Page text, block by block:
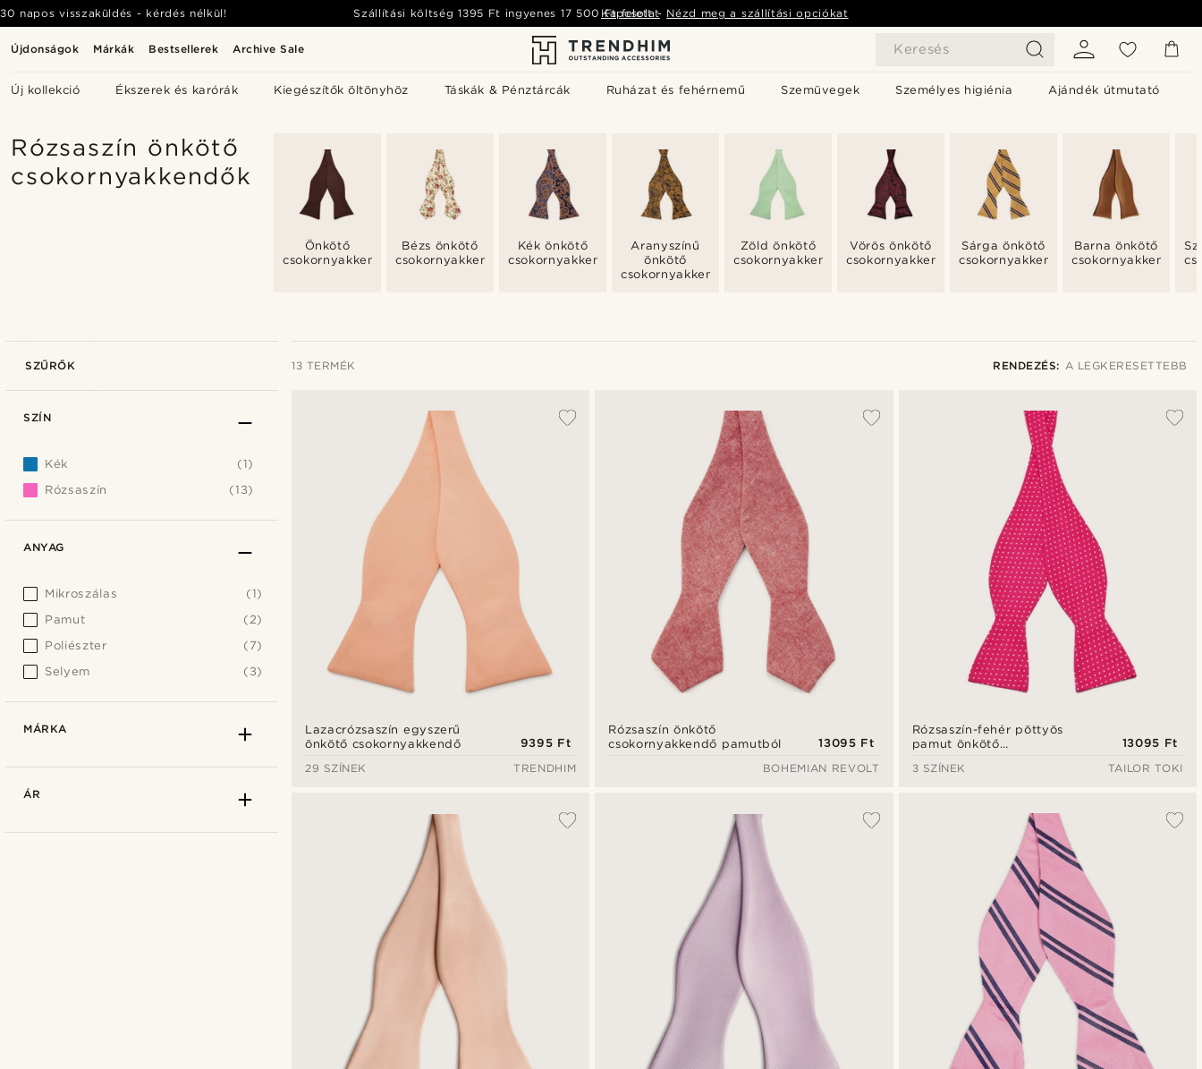
Újdonságok Márkák Bestsellerek Archive Sale Keresés
Új kollekció Ékszerek és karórák Kiegészítők öltönyhöz Táskák & Pénztárcák Ruházat és fehérnemű Szemüvegek Személyes higiénia Ajándék útmutató
30 napos visszaküldés - kérdés nélkül! Szállítási költség1395 Ft ingyenes 17 500 Ft felett- Nézd meg a szállítási opciókat
Kapcsolat
Rózsaszín önkötő
csokornyakkendők
Önkötő
csokornyakkendők
Bézs önkötő
csokornyakkendők
Kék önkötő
csokornyakkendők
Aranyszínű
önkötő
csokornyakkendők
Zöld önkötő
csokornyakkendők
Vörös önkötő
csokornyakkendők
Sárga önkötő
csokornyakkendők
Barna önkötő
csokornyakkendők
SZŰRŐK 13 TERMÉK RENDEZÉS: A LEGKERESETTEBB
A legkeresettebb
Legfrissebb
Legalacsonyabb ár
Legmagasabb ár
Lazacrózsaszín egyszerű
önkötő csokornyakkendő
9395 Ft
29 SZÍNEK
TRENDHIM
Rózsaszín önkötő
csokornyakkendő pamutból
13095 Ft
BOHEMIAN REVOLT
Rózsaszín-fehér pöttyös
pamut önkötő
13095 Ft
3 SZÍNEK
TAILOR TOKI
SZÍN
Kék
(1)
Rózsaszín
(13)
ANYAG
Mikroszálas
(1)
Pamut
(2)
Poliészter
(7)
Selyem
(3)
MÁRKA
ÁR